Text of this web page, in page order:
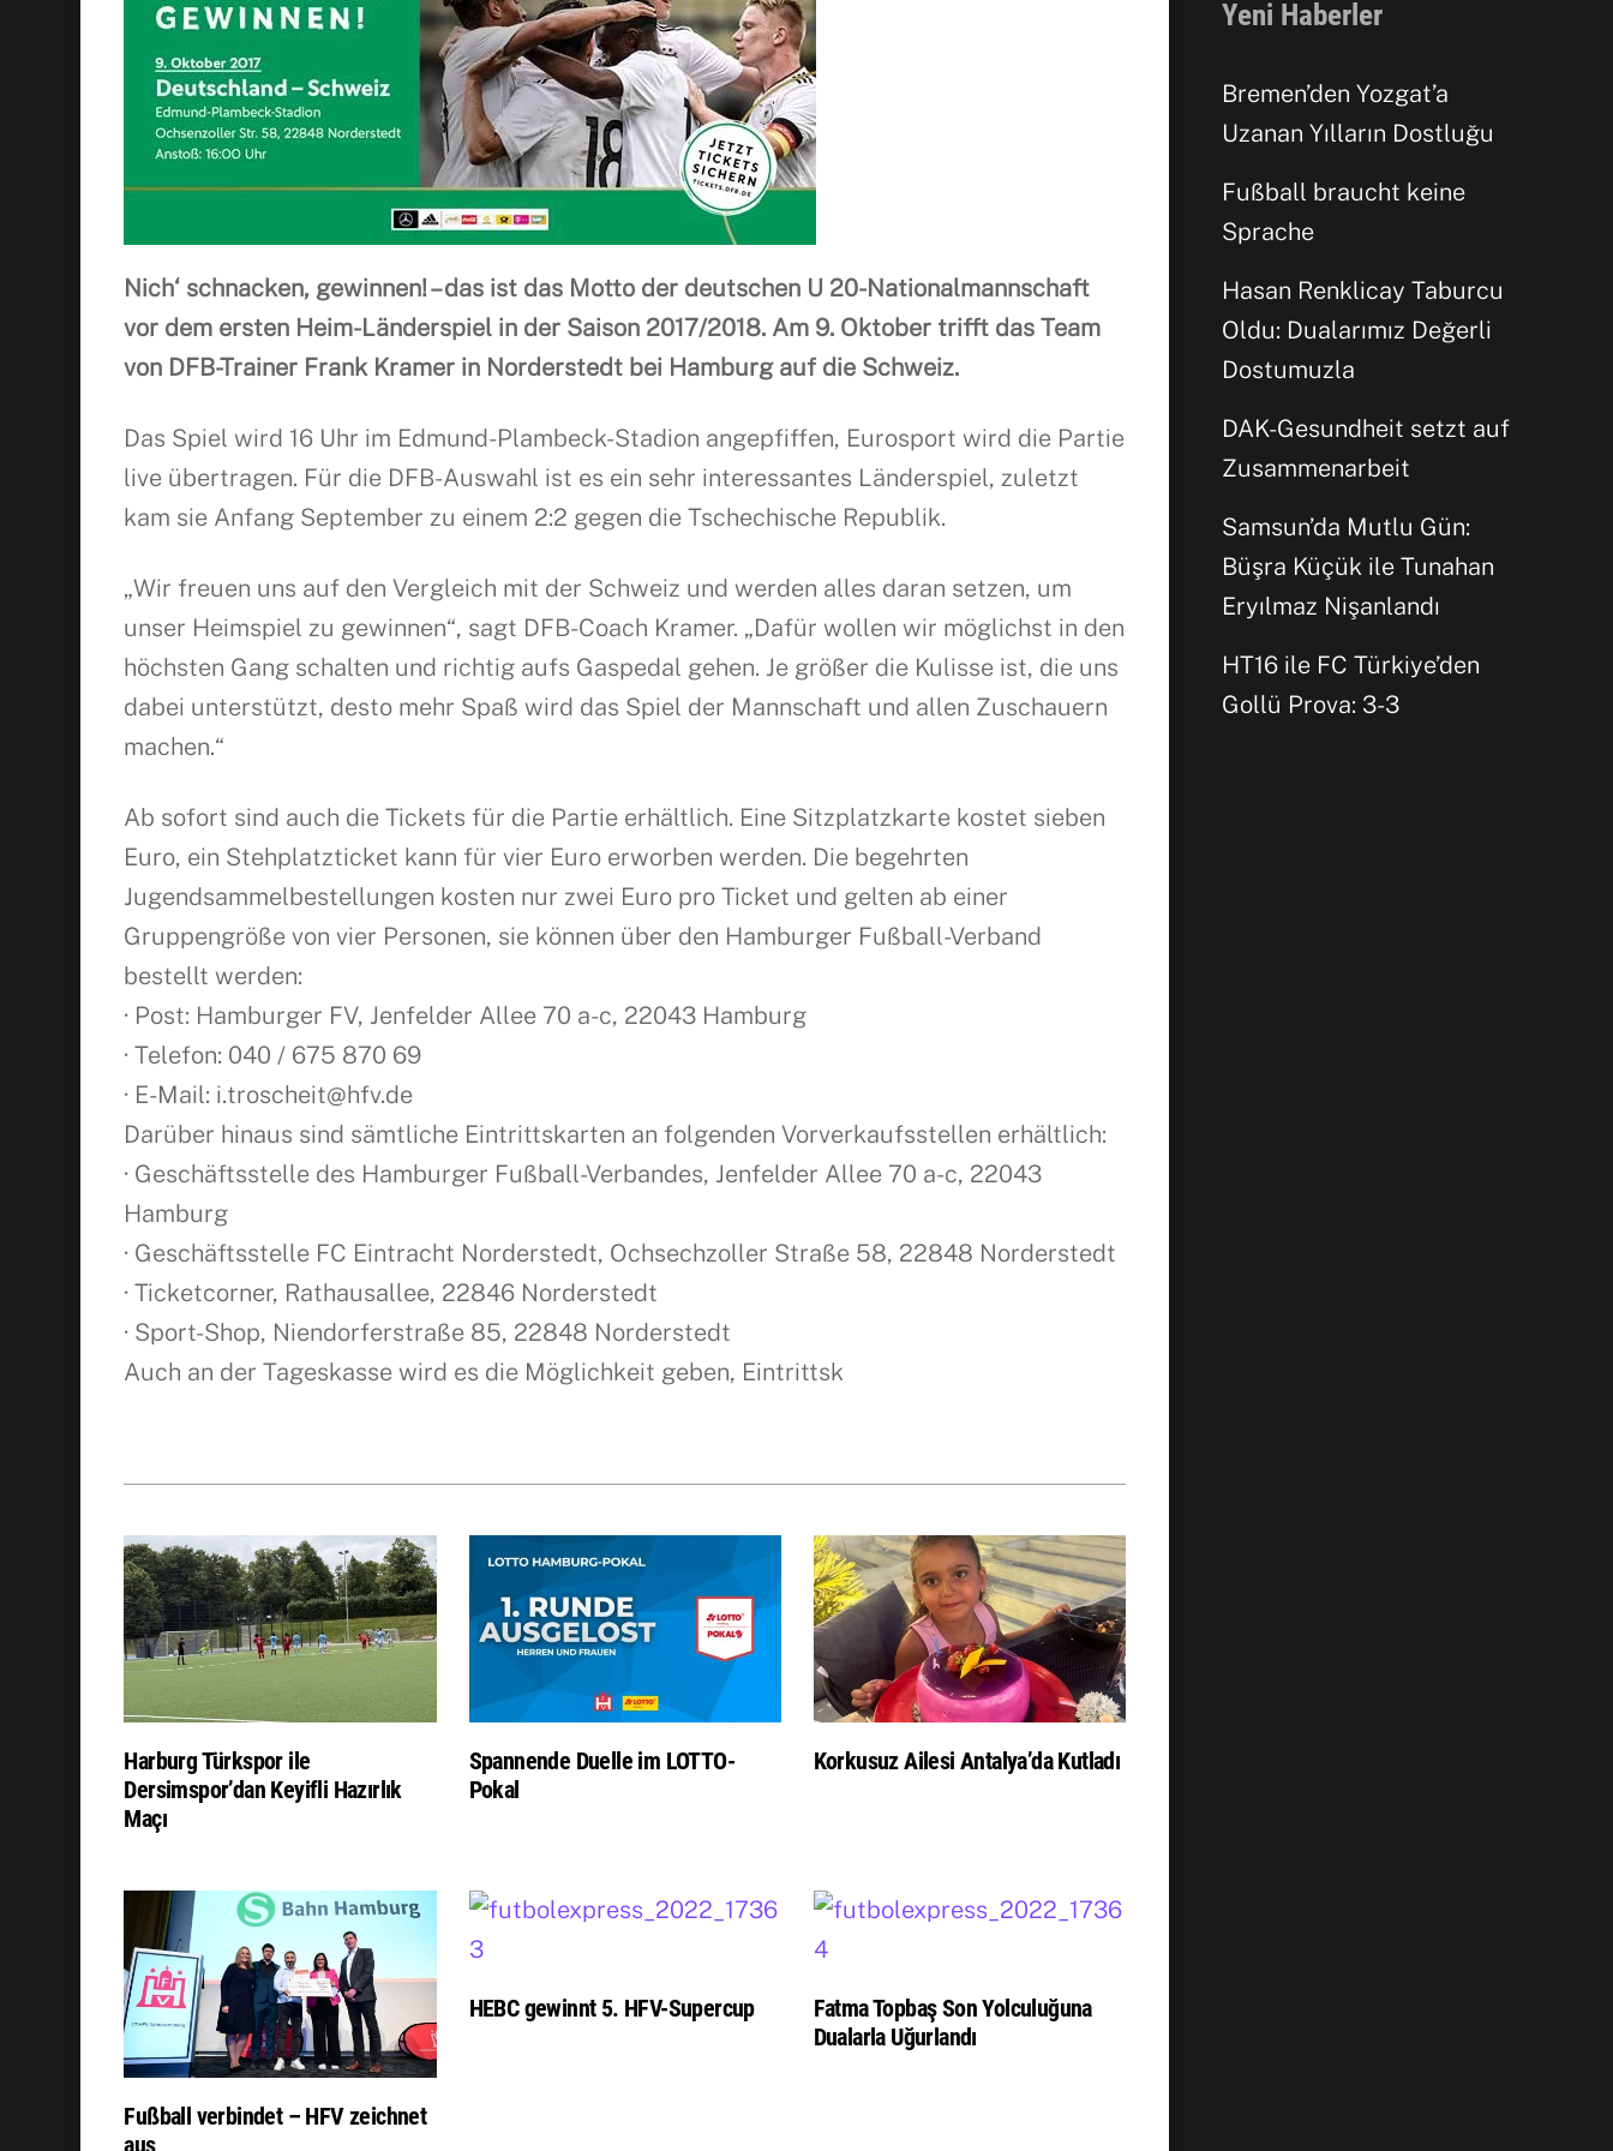
Nich‘ schnacken, gewinnen! – das ist das Motto der deutschen U 20-Nationalmannschaft
vor dem ersten Heim-Länderspiel in der Saison 2017/2018. Am 9. Oktober trifft das Team
von DFB-Trainer Frank Kramer in Norderstedt bei Hamburg auf die Schweiz.
Das Spiel wird 16 Uhr im Edmund-Plambeck-Stadion angepfiffen, Eurosport wird die Partie
live übertragen. Für die DFB-Auswahl ist es ein sehr interessantes Länderspiel, zuletzt
kam sie Anfang September zu einem 2:2 gegen die Tschechische Republik.
„Wir freuen uns auf den Vergleich mit der Schweiz und werden alles daran setzen, um
unser Heimspiel zu gewinnen“, sagt DFB-Coach Kramer. „Dafür wollen wir möglichst in den
höchsten Gang schalten und richtig aufs Gaspedal gehen. Je größer die Kulisse ist, die uns
dabei unterstützt, desto mehr Spaß wird das Spiel der Mannschaft und allen Zuschauern
machen.“
Ab sofort sind auch die Tickets für die Partie erhältlich. Eine Sitzplatzkarte kostet sieben
Euro, ein Stehplatzticket kann für vier Euro erworben werden. Die begehrten
Jugendsammelbestellungen kosten nur zwei Euro pro Ticket und gelten ab einer
Gruppengröße von vier Personen, sie können über den Hamburger Fußball-Verband
bestellt werden:
· Post: Hamburger FV, Jenfelder Allee 70 a-c, 22043 Hamburg
· Telefon: 040 / 675 870 69
· E-Mail: i.troscheit@hfv.de
Darüber hinaus sind sämtliche Eintrittskarten an folgenden Vorverkaufsstellen erhältlich:
· Geschäftsstelle des Hamburger Fußball-Verbandes, Jenfelder Allee 70 a-c, 22043
Hamburg
· Geschäftsstelle FC Eintracht Norderstedt, Ochsechzoller Straße 58, 22848 Norderstedt
· Ticketcorner, Rathausallee, 22846 Norderstedt
· Sport-Shop, Niendorferstraße 85, 22848 Norderstedt
Auch an der Tageskasse wird es die Möglichkeit geben, Eintrittsk
Harburg Türkspor ile
Dersimspor’dan Keyifli Hazırlık
Maçı
Spannende Duelle im LOTTO-
Pokal
Korkusuz Ailesi Antalya’da Kutladı
Fußball verbindet – HFV zeichnet
HEBC gewinnt 5. HFV-Supercup
Fatma Topbaş Son Yolculuğuna
Dualarla Uğurlandı
Yeni Haberler
Bremen’den Yozgat’a
Uzanan Yılların Dostluğu
Fußball braucht keine
Sprache
Hasan Renklicay Taburcu
Oldu: Dualarımız Değerli
Dostumuzla
DAK-Gesundheit setzt auf
Zusammenarbeit
Samsun’da Mutlu Gün:
Büşra Küçük ile Tunahan
Eryılmaz Nişanlandı
HT16 ile FC Türkiye’den
Gollü Prova: 3-3